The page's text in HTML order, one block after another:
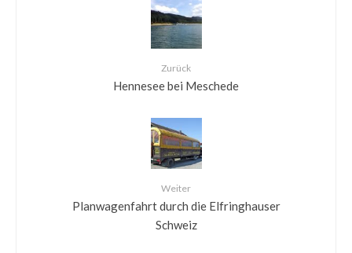
Zurück
Hennesee bei Meschede
Weiter
Planwagenfahrt durch die Elfringhauser
Schweiz